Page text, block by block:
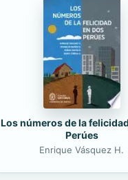
Los números de la
Perúes
Enrique Vásquez H.